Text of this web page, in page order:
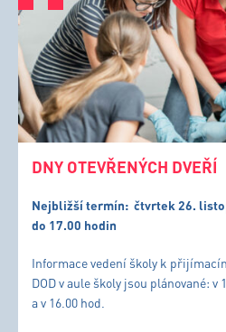
DNY OTEVŘENÝCH DVEŘÍ
Nejbližší termín: čtvrtek 26.
do 17.00 hodin
Informace vedení školy k
DOD v aule školy jsou plánované: v
a v 16.00 hod.